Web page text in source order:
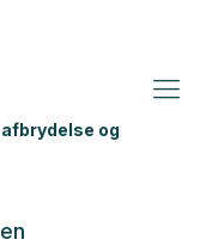
afbrydelse og